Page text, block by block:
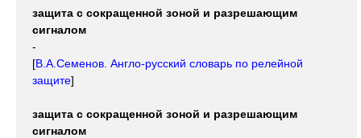
защита с сокращенной зоной и разрешающим
сигналом
-
[В.А.Семенов. Англо-русский словарь по релейной
защите]
защита с сокращенной зоной и разрешающим
сигналом